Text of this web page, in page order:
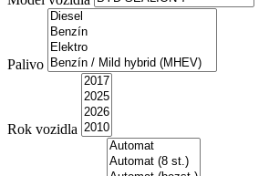
Palivo
Rok vozidla